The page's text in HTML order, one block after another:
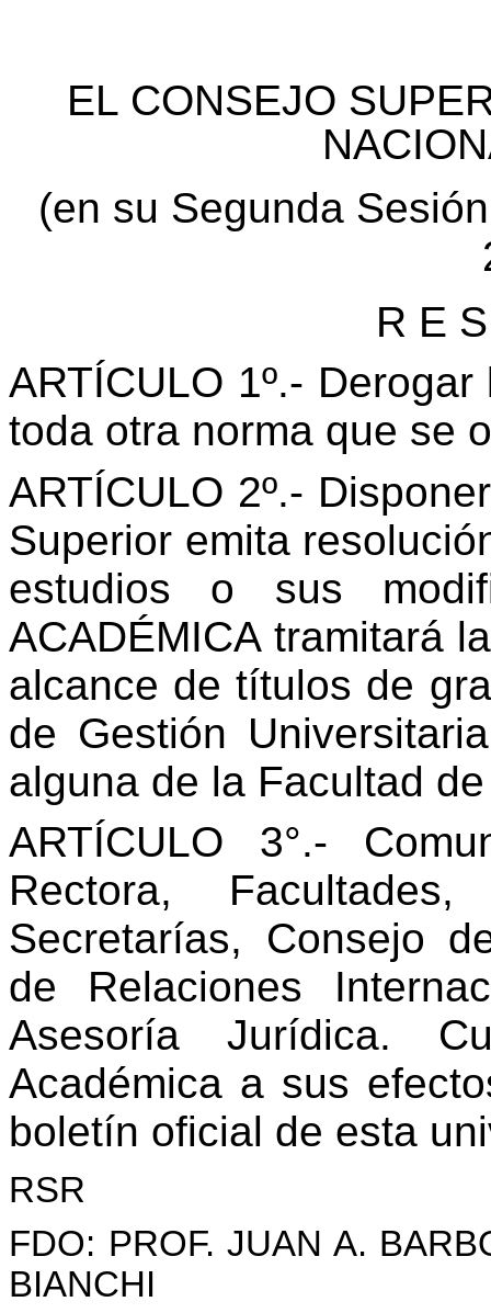
EL CONSEJO
(en su Segunda
R E
ARTÍCULO 1º.-
toda otra norma que se
ARTÍCULO 2º.-
Superior emita
estudios o sus
ACADÉMICA tramitará
alcance de títulos de
de Gestión
alguna de la Facultad
ARTÍCULO 3°.-
Rectora,
Secretarías, Consejo
de Relaciones
Asesoría Jurídica.
Académica a sus
boletín oficial de esta
RSR
FDO: PROF. JUAN A.
BIANCHI